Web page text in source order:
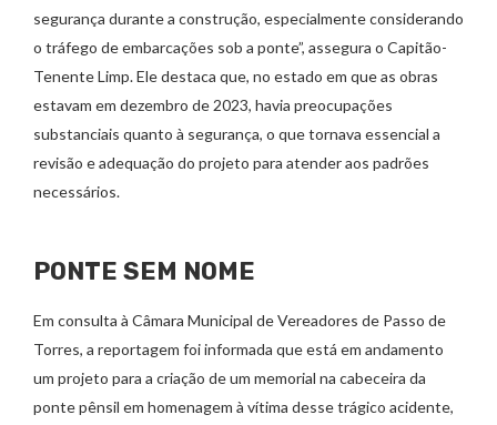
segurança durante a construção, especialmente considerando
o tráfego de embarcações sob a ponte”, assegura o Capitão-
Tenente Limp. Ele destaca que, no estado em que as obras
estavam em dezembro de 2023, havia preocupações
substanciais quanto à segurança, o que tornava essencial a
revisão e adequação do projeto para atender aos padrões
necessários.
PONTE SEM NOME
Em consulta à Câmara Municipal de Vereadores de Passo de
Torres, a reportagem foi informada que está em andamento
um projeto para a criação de um memorial na cabeceira da
ponte pênsil em homenagem à vítima desse trágico acidente,